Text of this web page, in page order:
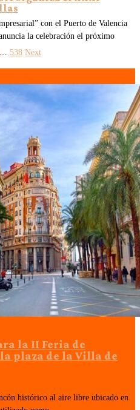
con el Puerto de Valencia
la celebración el próximo
… 538 Next
la II Feria de
plaza de la Villa de
histórico al aire libre ubicado en